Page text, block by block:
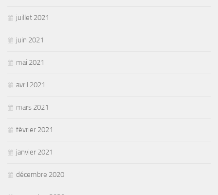
juillet 2021
juin 2021
mai 2021
avril 2021
mars 2021
février 2021
janvier 2021
décembre 2020